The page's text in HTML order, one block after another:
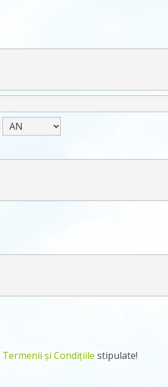
Termenii și Condițiile stipulate!